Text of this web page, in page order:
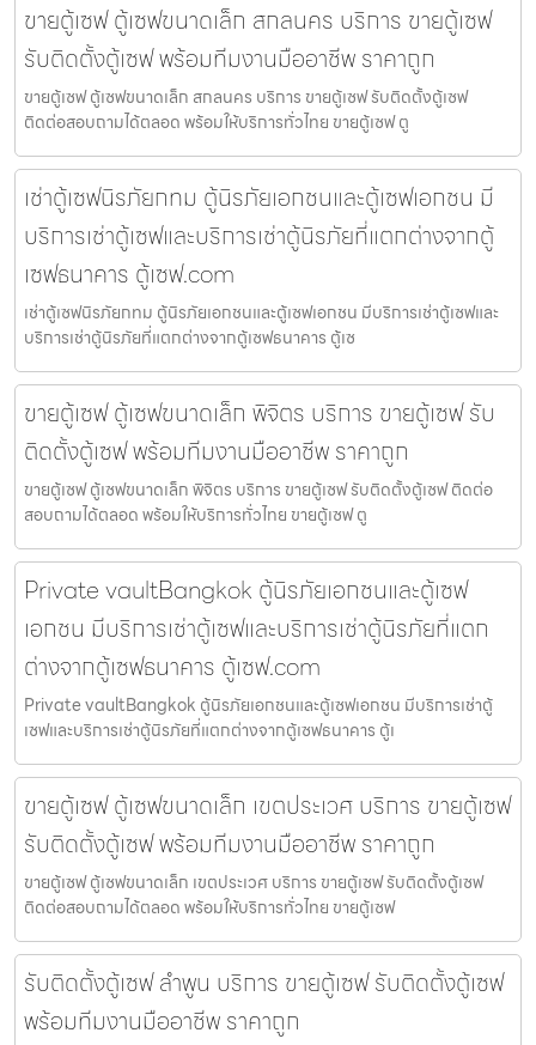
ขายตู้เซฟ ตู้เซฟขนาดเล็ก สกลนคร บริการ ขายตู้เซฟ
รับติดตั้งตู้เซฟ พร้อมทีมงานมืออาชีพ ราคาถูก
ขายตู้เซฟ ตู้เซฟขนาดเล็ก สกลนคร บริการ ขายตู้เซฟ รับติดตั้งตู้เซฟ
ติดต่อสอบถามได้ตลอด พร้อมให้บริการทั่วไทย ขายตู้เซฟ ตู
เช่าตู้เซฟนิรภัยกทม ตู้นิรภัยเอกชนและตู้เซฟเอกชน มี
บริการเช่าตู้เซฟและบริการเช่าตู้นิรภัยที่แตกต่างจากตู้
เซฟธนาคาร ตู้เซฟ.com
เช่าตู้เซฟนิรภัยกทม ตู้นิรภัยเอกชนและตู้เซฟเอกชน มีบริการเช่าตู้เซฟและ
บริการเช่าตู้นิรภัยที่แตกต่างจากตู้เซฟธนาคาร ตู้เซ
ขายตู้เซฟ ตู้เซฟขนาดเล็ก พิจิตร บริการ ขายตู้เซฟ รับ
ติดตั้งตู้เซฟ พร้อมทีมงานมืออาชีพ ราคาถูก
ขายตู้เซฟ ตู้เซฟขนาดเล็ก พิจิตร บริการ ขายตู้เซฟ รับติดตั้งตู้เซฟ ติดต่อ
สอบถามได้ตลอด พร้อมให้บริการทั่วไทย ขายตู้เซฟ ตู
Private vaultBangkok ตู้นิรภัยเอกชนและตู้เซฟ
เอกชน มีบริการเช่าตู้เซฟและบริการเช่าตู้นิรภัยที่แตก
ต่างจากตู้เซฟธนาคาร ตู้เซฟ.com
Private vaultBangkok ตู้นิรภัยเอกชนและตู้เซฟเอกชน มีบริการเช่าตู้
เซฟและบริการเช่าตู้นิรภัยที่แตกต่างจากตู้เซฟธนาคาร ตู้เ
ขายตู้เซฟ ตู้เซฟขนาดเล็ก เขตประเวศ บริการ ขายตู้เซฟ
รับติดตั้งตู้เซฟ พร้อมทีมงานมืออาชีพ ราคาถูก
ขายตู้เซฟ ตู้เซฟขนาดเล็ก เขตประเวศ บริการ ขายตู้เซฟ รับติดตั้งตู้เซฟ
ติดต่อสอบถามได้ตลอด พร้อมให้บริการทั่วไทย ขายตู้เซฟ
รับติดตั้งตู้เซฟ ลำพูน บริการ ขายตู้เซฟ รับติดตั้งตู้เซฟ
พร้อมทีมงานมืออาชีพ ราคาถูก